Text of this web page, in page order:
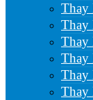
Thay
Thay
Thay
Thay
Thay
Thay